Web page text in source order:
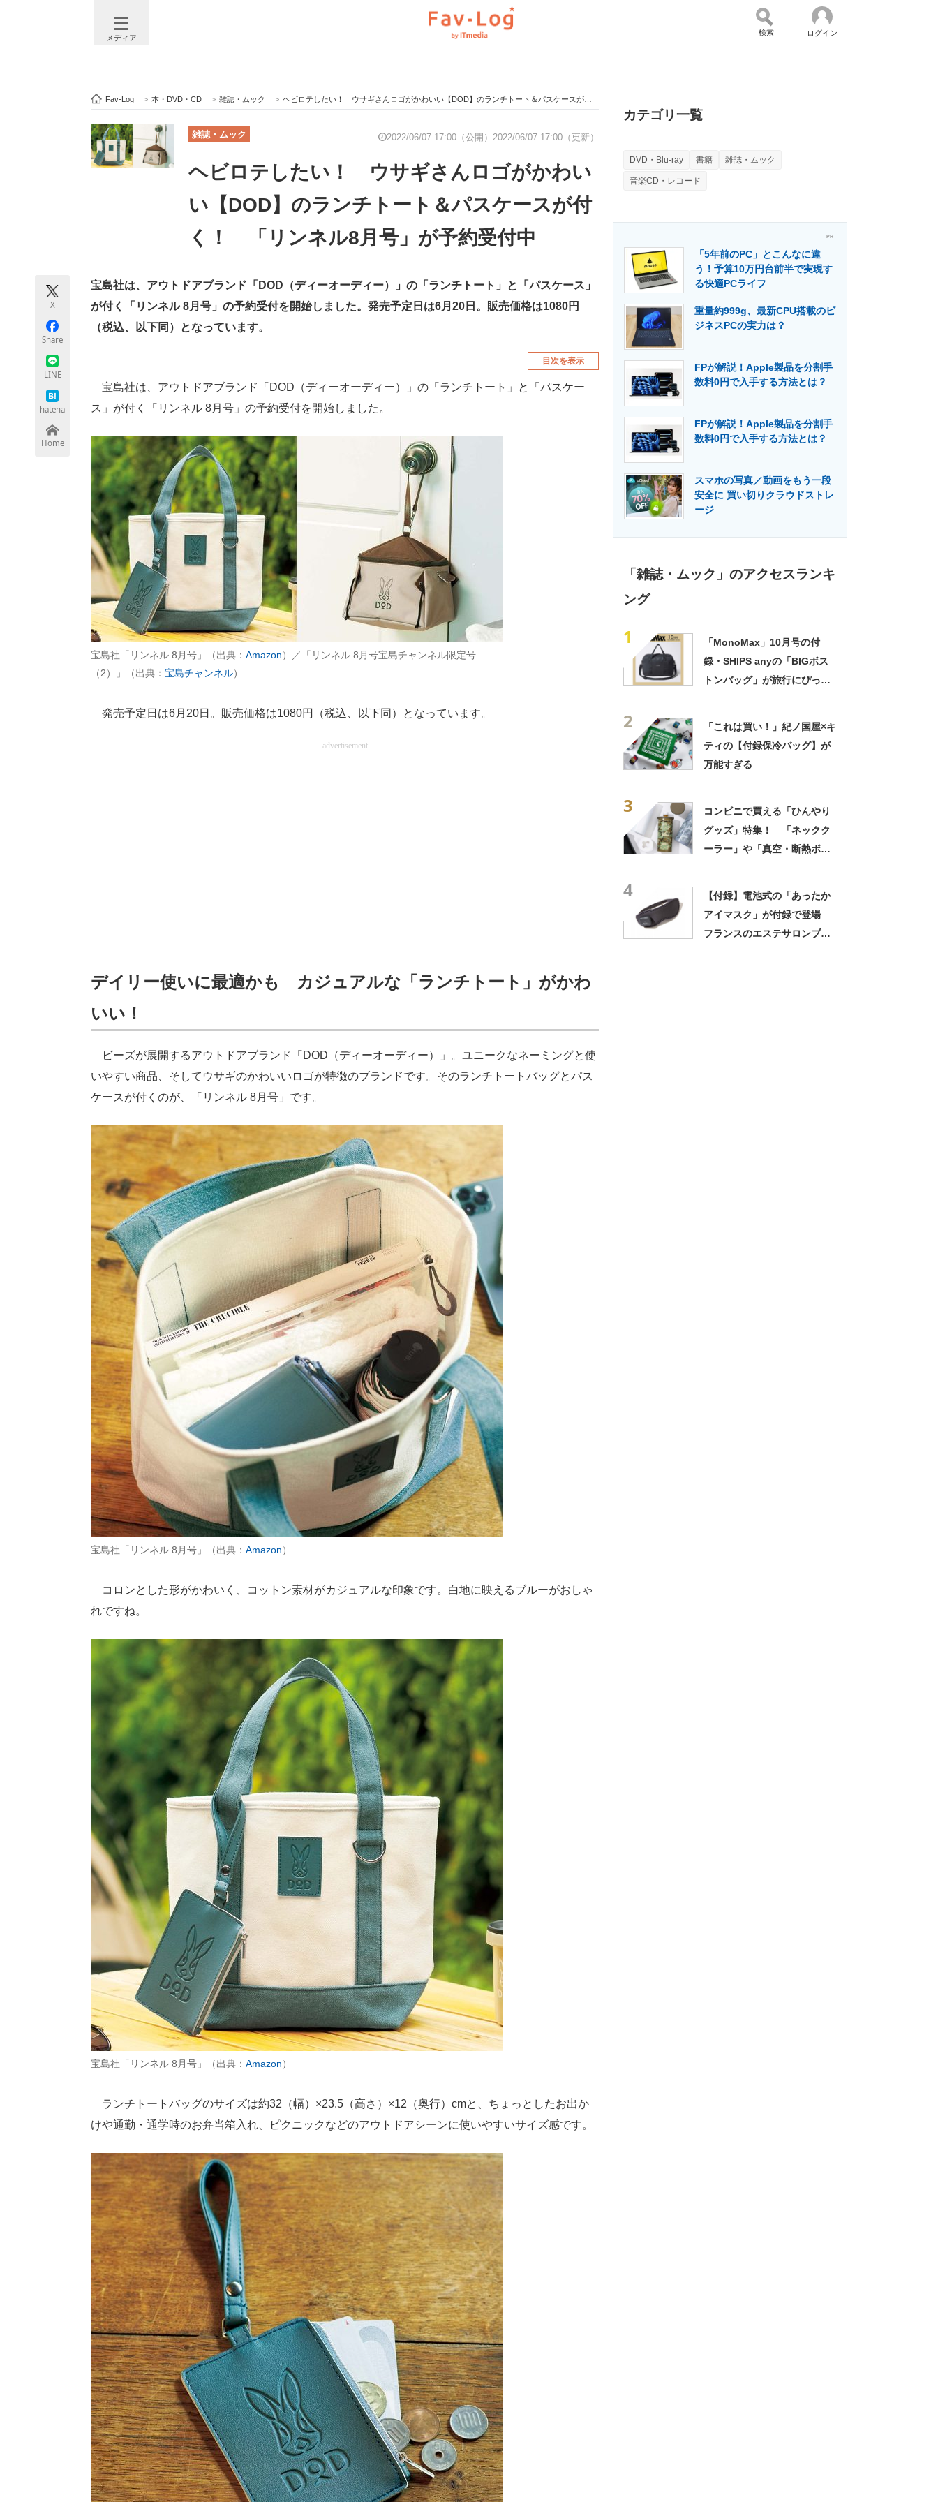
メディア
注目記事を集めた総合ページ ITの今と未来を見通す スマホと通信の最新トレンド 進化するPCとデバイスの未来
ビジネスと働き方のヒント AI活用のいまが分かる 企業ITのトレンドを詳説 経営リーダーのコミュニティ
ITエンジニア向け専門サイト 企業向けIT製品の総合サイト IT製品の技術・比較・事例
モノづくり技術者専門サイト エレクトロニクス専門サイト 電子設計の基本と応用 エネルギーの専門メディア
検索 ログイン
Fav-Log > 本・DVD・CD > 雑誌・ムック > ヘビロテしたい！ ウサギさんロゴがかわいい【DOD】のランチトート＆パスケースが付く！ 「リンネル8月号」が予約受付中
雑誌・ムック 2022/06/07 17:00（公開） 2022/06/07 17:00（更新）
ヘビロテしたい！ ウサギさんロゴがかわい
い【DOD】のランチトート＆パスケースが付
く！ 「リンネル8月号」が予約受付中
X
Share
LINE
hatena
Home
宝島社は、アウトドアブランド「DOD（ディーオーディー）」の「ランチトート」と「パスケース」
が付く「リンネル 8月号」の予約受付を開始しました。発売予定日は6月20日。販売価格は1080円
（税込、以下同）となっています。
目次を表示
宝島社は、アウトドアブランド「DOD（ディーオーディー）」の「ランチトート」と「パスケー
ス」が付く「リンネル 8月号」の予約受付を開始しました。
宝島社「リンネル 8月号」（出典： Amazon）／「リンネル 8月号宝島チャンネル限定号
（2）」（出典： 宝島チャンネル）
発売予定日は6月20日。販売価格は1080円（税込、以下同）となっています。
advertisement
デイリー使いに最適かも カジュアルな「ランチトート」がかわ
いい！
ビーズが展開するアウトドアブランド「DOD（ディーオーディー）」。ユニークなネーミングと使
いやすい商品、そしてウサギのかわいいロゴが特徴のブランドです。そのランチトートバッグとパス
ケースが付くのが、「リンネル 8月号」です。
宝島社「リンネル 8月号」（出典： Amazon）
コロンとした形がかわいく、コットン素材がカジュアルな印象です。白地に映えるブルーがおしゃ
れですね。
宝島社「リンネル 8月号」（出典： Amazon）
ランチトートバッグのサイズは約32（幅）×23.5（高さ）×12（奥行）cmと、ちょっとしたお出か
けや通勤・通学時のお弁当箱入れ、ピクニックなどのアウトドアシーンに使いやすいサイズ感です。
カテゴリ一覧
DVD・Blu-ray 書籍 雑誌・ムック
音楽CD・レコード
- PR -
「5年前のPC」とこんなに違
う！予算10万円台前半で実現す
る快適PCライフ
重量約999g、最新CPU搭載のビ
ジネスPCの実力は？
FPが解説！Apple製品を分割手
数料0円で入手する方法とは？
FPが解説！Apple製品を分割手
数料0円で入手する方法とは？
スマホの写真／動画をもう一段
安全に 買い切りクラウドストレ
ージ
「雑誌・ムック」のアクセスランキ
ング
1
「MonoMax」10月号の付
録・SHIPS anyの「BIGボス
トンバッグ」が旅行にぴった
2
「これは買い！」紀ノ国屋×キ
ティの【付録保冷バッグ】が
万能すぎる
3
コンビニで買える「ひんやり
グッズ」特集！ 「ネックク
ーラー」や「真空・断熱ボト
4
【付録】電池式の「あったか
アイマスク」が付録で登場
フランスのエステサロンブラ